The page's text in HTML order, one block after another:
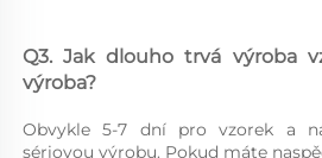
Q3. Jak dlouho trvá výroba
výroba?
Obvykle 5-7 dní pro vzorek a
sériovou výrobu. Pokud máte